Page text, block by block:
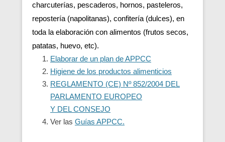
charcuterías, pescaderos, hornos, pasteleros,
repostería (napolitanas), confitería (dulces), en
toda la elaboración con alimentos (frutos secos,
patatas, huevo, etc).
Elaborar de un plan de APPCC
Higiene de los productos alimenticios
REGLAMENTO (CE) Nº 852/2004 DEL
PARLAMENTO EUROPEO
Y DEL CONSEJO
Ver las Guías APPCC.